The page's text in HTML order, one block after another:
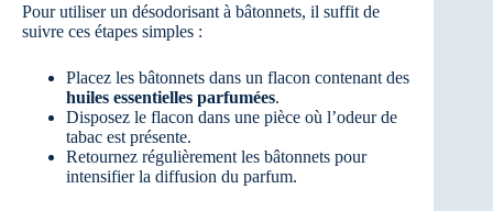
Pour utiliser un désodorisant à bâtonnets, il suffit de
suivre ces étapes simples :
Placez les bâtonnets dans un flacon contenant des
huiles essentielles parfumées.
Disposez le flacon dans une pièce où l’odeur de
tabac est présente.
Retournez régulièrement les bâtonnets pour
intensifier la diffusion du parfum.